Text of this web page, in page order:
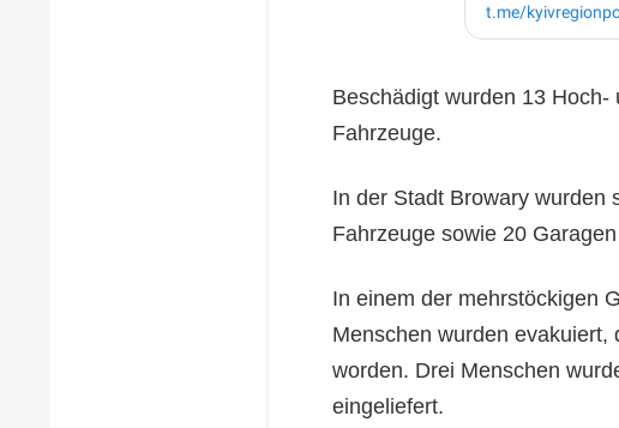
Beschädigt wurden 13
Fahrzeuge.
In der Stadt Browary wurden
Fahrzeuge sowie 20
In einem der mehrstöckigen
Menschen wurden evakuiert,
worden. Drei Menschen
eingeliefert.